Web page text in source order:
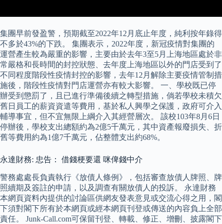
集團早前發盈警，預期截至2022年12月底止年度，純利按年錄得
不多於43%的下跌。 集團表示，2022年度，新冠疫情對集團的
運營產生較為嚴重的影響，主要由於去年3至5月上海地區處於非
常嚴格和長時間的封控狀態、去年度上海地區以外的門店受到了
不同程度階段性疫情封控的影響，去年12月解除主要疫情管制措
施後，階段性疫情對門店運營亦有較大影響。 一、學校既已停
辦受到懲罰了，且已進行準備後續之轉型措施，倘若學校未積欠
舊日員工的薪資資遣等費用，基於私人興學之保護，政府可介入
輔導事宜，但不宜無限上綱介入其經營層次。 該校103年8月6日
停辦後，學校支出總額約為2億5千萬元，其中資產報廢損失、折
舊等費用約為1億7千萬元，佔整體支出約68%。
永達財務: 忠告： 借錢梗要還 咪俾錢中介
警務處處長負責執行《放債人條例》，包括審查放債人牌照、牌
照續期及簽註的申請，以及調查有關放債人的投訴。 永達財務
本網頁資料內提供的討論區供網友發表意見或交流心得之用，閣
下須對閣下所有於本網頁或經本網頁刊登或傳送的內容負上全部
責任。 Junk-Call.com可保留刊登、轉載、修正、增刪、披露閣下